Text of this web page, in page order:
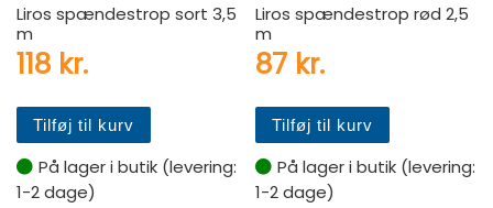
Liros spændestrop sort 3,5
m
118 kr.
Tilføj til kurv
På lager i butik (levering:
1-2 dage)
Liros spændestrop rød 2,5
m
87 kr.
Tilføj til kurv
På lager i butik (levering:
1-2 dage)